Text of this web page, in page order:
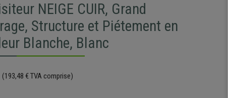
NEIGE CUIR, Grand
Structure et Piétement en
Blanche, Blanc
(193,48 € TVA comprise)